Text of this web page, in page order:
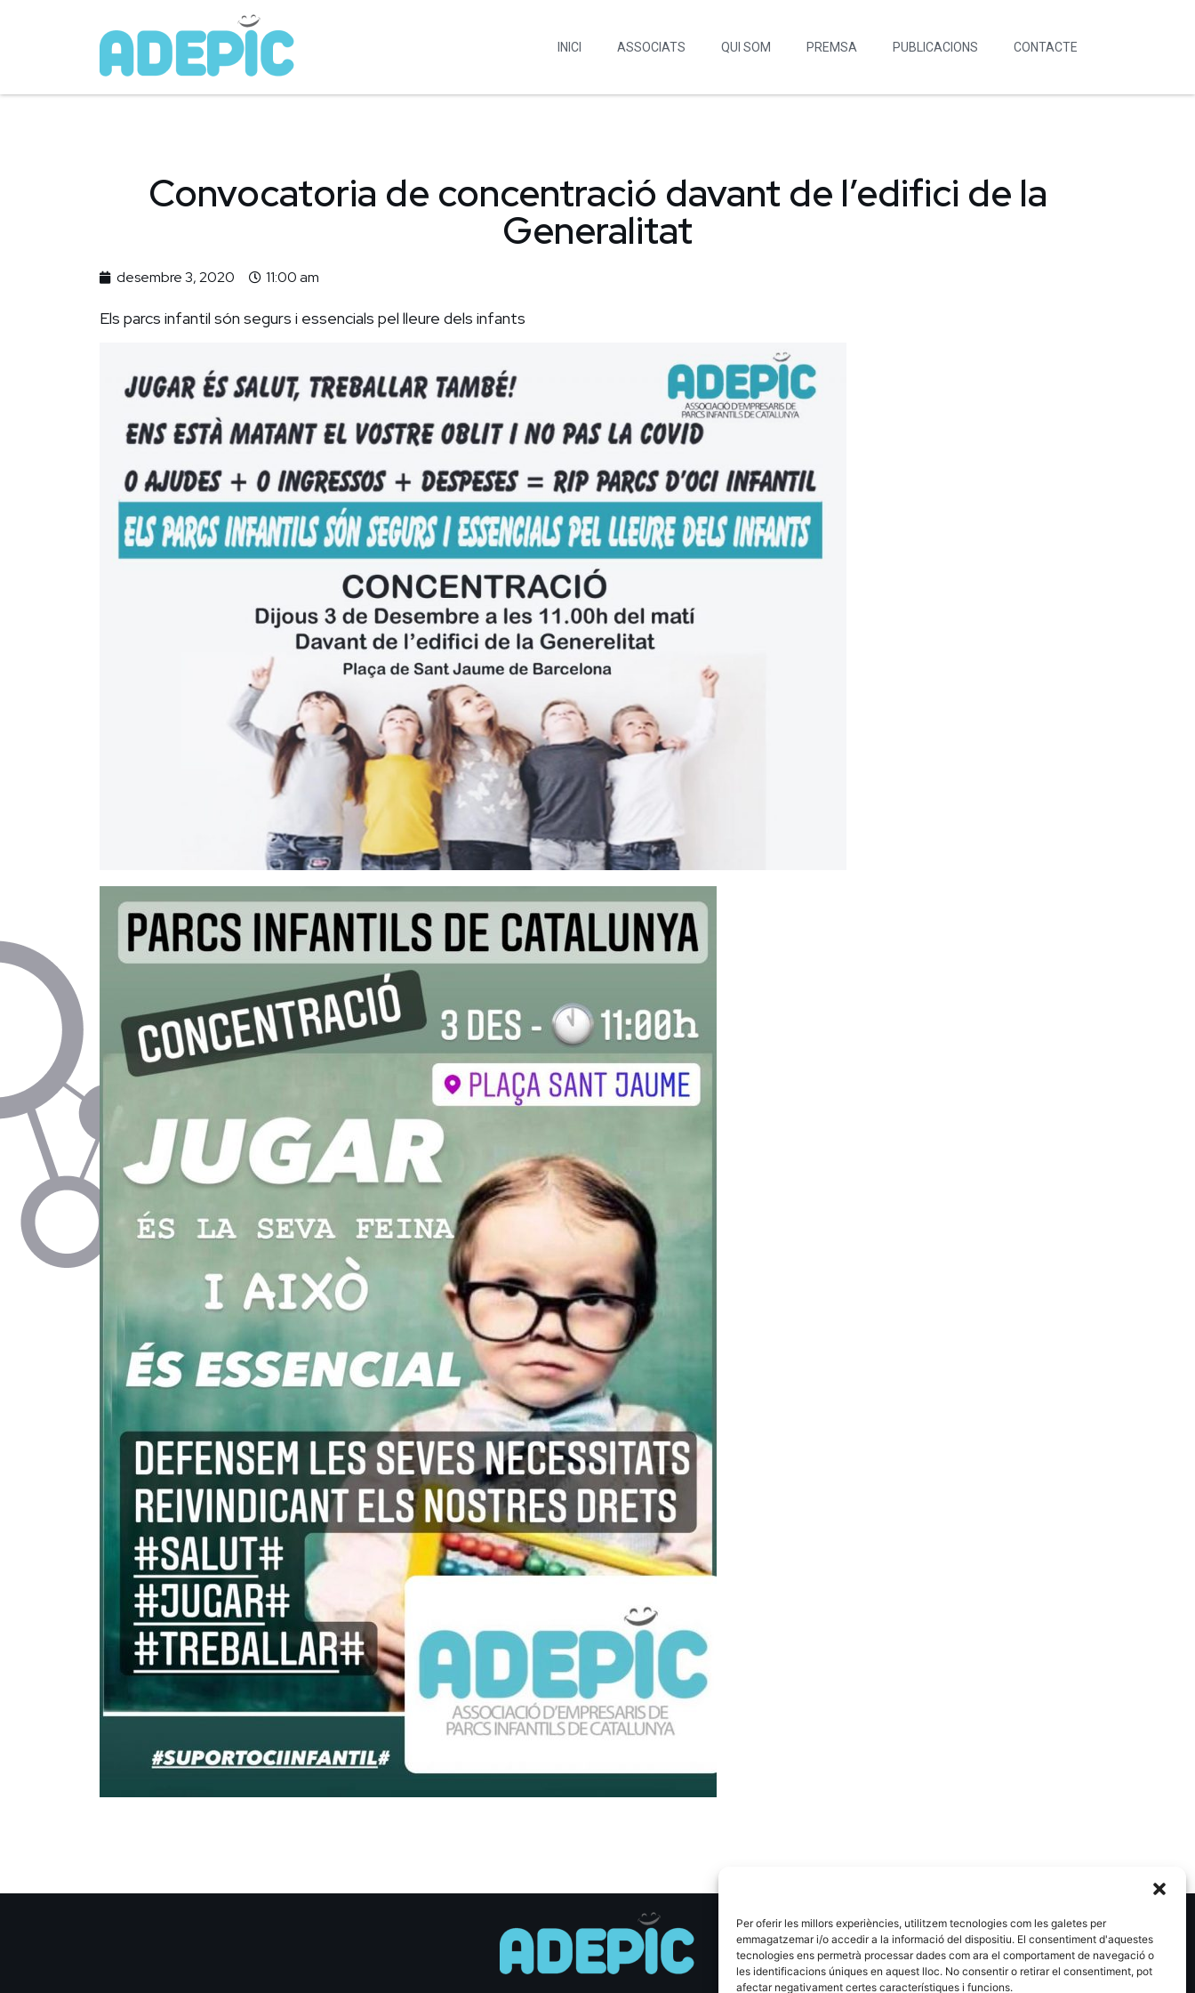
Per oferir les millors experiències, utilitzem tecnologies com les galetes per
emmagatzemar i/o accedir a la informació del dispositiu. El consentiment d'aquestes
tecnologies ens permetrà processar dades com ara el comportament de navegació o
les identificacions úniques en aquest lloc. No consentir o retirar el consentiment, pot
afectar negativament certes característiques i funcions.
INICI ASSOCIATS QUI SOM PREMSA PUBLICACIONS CONTACTE
Convocatoria de concentració davant de l’edifici de la
Generalitat
desembre 3, 2020 11:00 am
Els parcs infantil són segurs i essencials pel lleure dels infants